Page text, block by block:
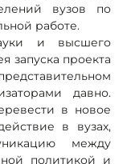
вузов по
работе.
и высшего
запуска проекта
давно.
в новое
в вузах,
между
политикой и